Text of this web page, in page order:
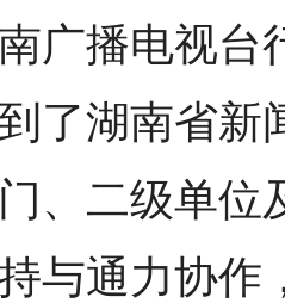
广播电视台
了湖南省新
、二级单位
与通力协作